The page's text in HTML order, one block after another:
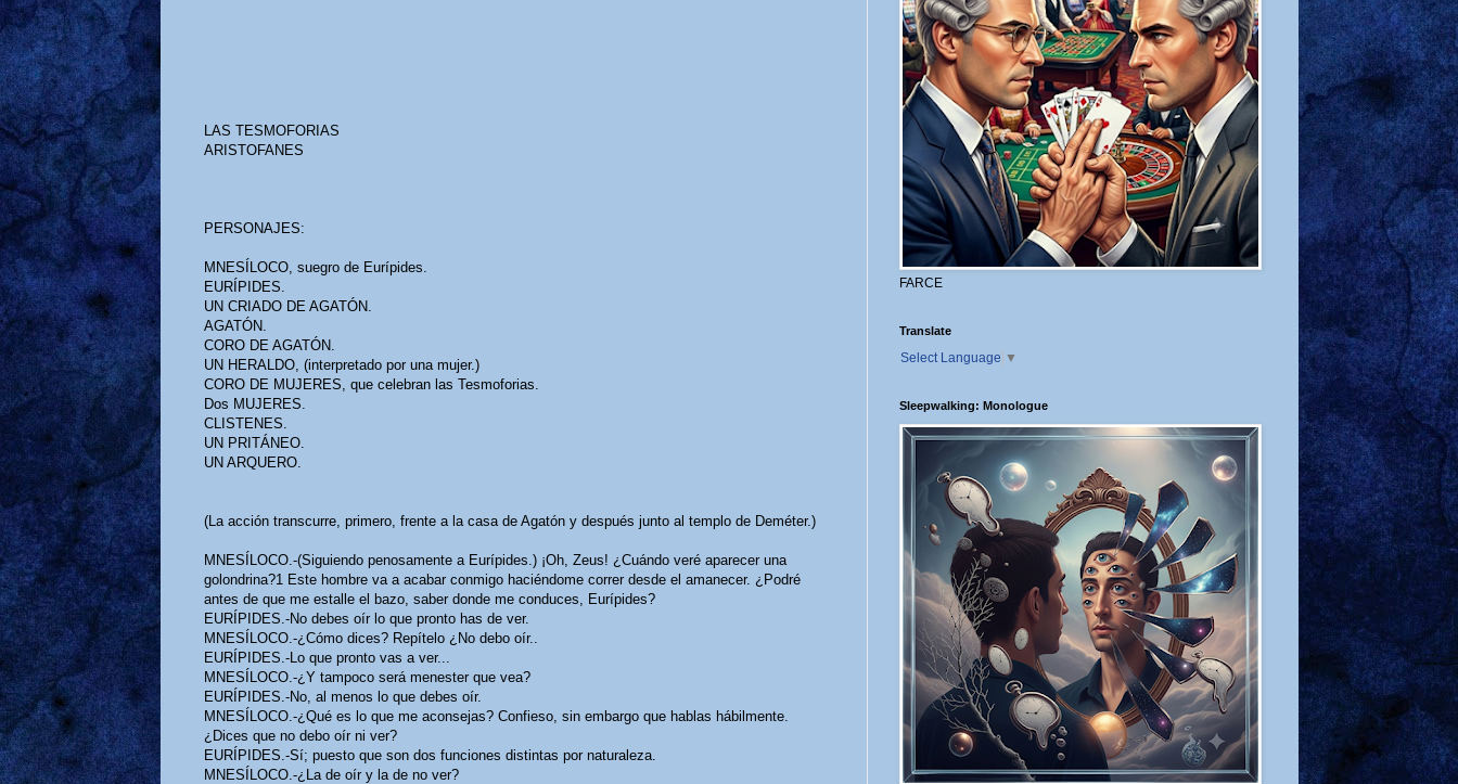
LAS TESMOFORIAS
ARISTOFANES
PERSONAJES:
MNESÍLOCO, suegro de Eurípides.
EURÍPIDES.
UN CRIADO DE AGATÓN.
AGATÓN.
CORO DE AGATÓN.
UN HERALDO, (interpretado por una mujer.)
CORO DE MUJERES, que celebran las Tesmoforias.
Dos MUJERES.
CLISTENES.
UN PRITÁNEO.
UN ARQUERO.
(La acción transcurre, primero, frente a la casa de Agatón y después junto al templo de Deméter.)
MNESÍLOCO.-(Siguiendo penosamente a Eurípides.) ¡Oh, Zeus! ¿Cuándo veré aparecer una
golondrina?1 Este hombre va a acabar conmigo haciéndome correr desde el amanecer. ¿Podré
antes de que me estalle el bazo, saber donde me conduces, Eurípides?
EURÍPIDES.-No debes oír lo que pronto has de ver.
MNESÍLOCO.-¿Cómo dices? Repítelo ¿No debo oír..
EURÍPIDES.-Lo que pronto vas a ver...
MNESÍLOCO.-¿Y tampoco será menester que vea?
EURÍPIDES.-No, al menos lo que debes oír.
MNESÍLOCO.-¿Qué es lo que me aconsejas? Confieso, sin embargo que hablas hábilmente.
¿Dices que no debo oír ni ver?
EURÍPIDES.-Sí; puesto que son dos funciones distintas por naturaleza.
MNESÍLOCO.-¿La de oír y la de no ver?
FARCE
Translate
Select Language ▼
Sleepwalking: Monologue